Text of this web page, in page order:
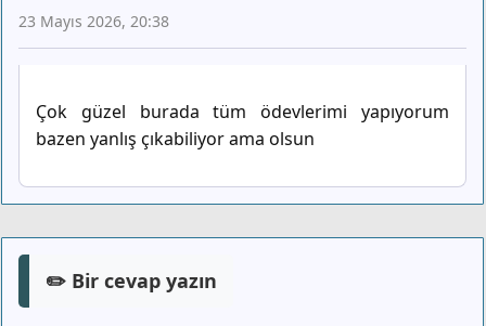
23 Mayıs 2026, 20:38
Çok güzel burada tüm ödevlerimi yapıyorum
bazen yanlış çıkabiliyor ama olsun
✏️ Bir cevap yazın